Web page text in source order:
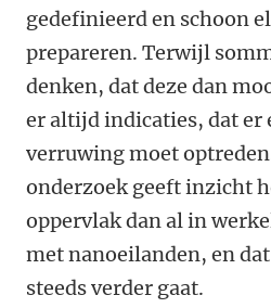
gedefinieerd en schoon
prepareren. Terwijl
denken, dat deze dan
er altijd indicaties, dat er
verruwing moet
onderzoek geeft inzicht
oppervlak dan al in
met nanoeilanden, en
steeds verder gaat.